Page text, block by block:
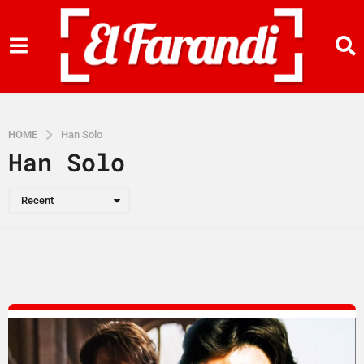
HOME Han Solo
Han Solo
Recent